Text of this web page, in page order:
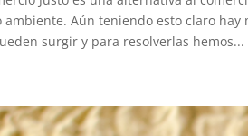
ambiente. Aún teniendo esto claro hay
surgir y para resolverlas hemos...